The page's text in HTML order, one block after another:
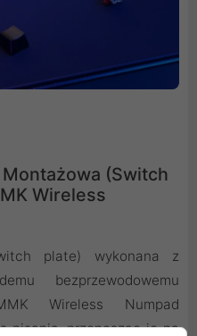
(Switch
Wireless
plate) wykonana z
bezprzewodowemu
Wireless Numpad
pisania, przenosząc je na